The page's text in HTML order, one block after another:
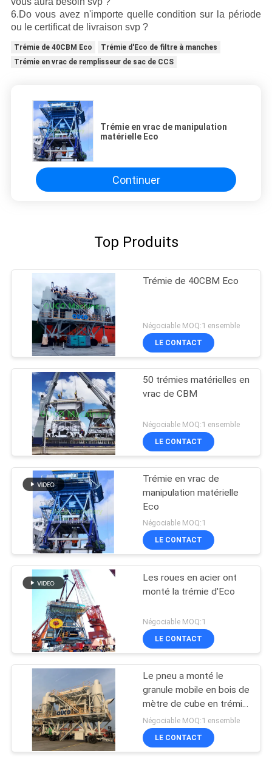
6.Do vous avez n'importe quelle condition sur la période
ou le certificat de livraison svp ?
Trémie de 40CBM Eco
Trémie d'Eco de filtre à manches
Trémie en vrac de remplisseur de sac de CCS
Trémie en vrac de manipulation
matérielle Eco
Continuer
Top Produits
Trémie de 40CBM Eco
Négociable MOQ:1 ensemble
LE CONTACT
50 trémies matérielles en
vrac de CBM
Négociable MOQ:1 ensemble
LE CONTACT
Trémie en vrac de
manipulation matérielle
Eco
Négociable MOQ:1
LE CONTACT
Les roues en acier ont
monté la trémie d'Eco
Négociable MOQ:1
LE CONTACT
Le pneu a monté le
granule mobile en bois de
mètre de cube en trémie
40 d'Eco
Négociable MOQ:1 ensemble
LE CONTACT